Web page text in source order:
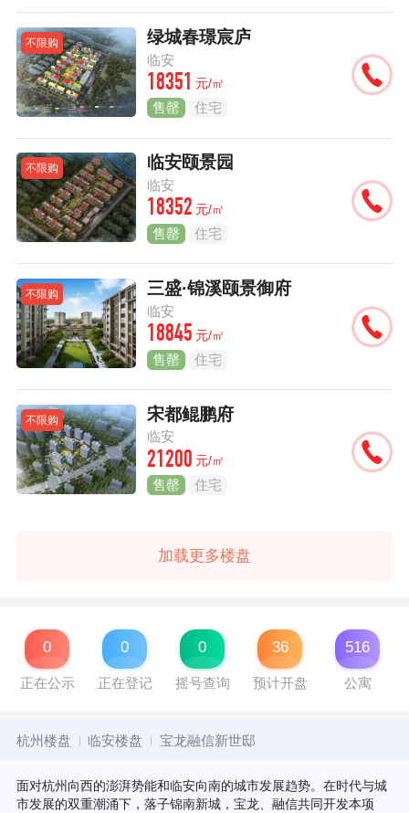
不限购 绿城春璟宸庐
临安
18351 元/㎡
售罄 住宅
不限购 临安颐景园
临安
18352 元/㎡
售罄 住宅
不限购 三盛·锦溪颐景御府
临安
18845 元/㎡
售罄 住宅
不限购 宋都鲲鹏府
临安
21200 元/㎡
售罄 住宅
加载更多楼盘
0
正在公示
0
正在登记
0
摇号查询
36
预计开盘
516
公寓
杭州楼盘 临安楼盘 宝龙融信新世邸
面对杭州向西的澎湃势能和临安向南的城市发展趋势。在时代与城
市发展的双重潮涌下，落子锦南新城，宝龙、融信共同开发本项